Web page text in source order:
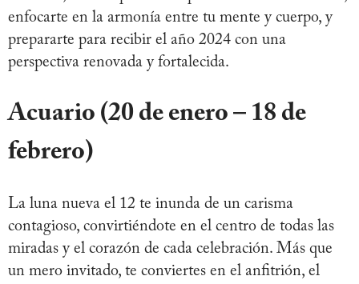
enfocarte en la armonía entre tu mente y cuerpo, y
prepararte para recibir el año 2024 con una
perspectiva renovada y fortalecida.
Acuario (20 de enero – 18 de
febrero)
La luna nueva el 12 te inunda de un carisma
contagioso, convirtiéndote en el centro de todas las
miradas y el corazón de cada celebración. Más que
un mero invitado, te conviertes en el anfitrión, el